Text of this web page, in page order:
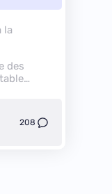
la
des
208